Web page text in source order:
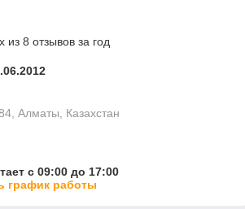
8 отзывов за год
Алматы, Казахстан
с 09:00 до 17:00
график работы